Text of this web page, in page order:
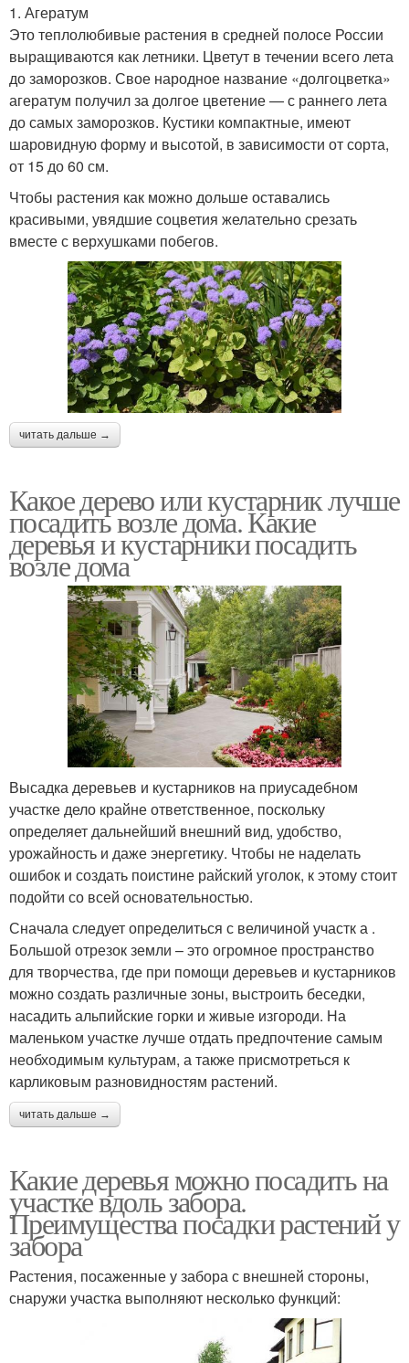
1. Агератум
Это теплолюбивые растения в средней полосе России
выращиваются как летники. Цветут в течении всего лета
до заморозков. Свое народное название «долгоцветка»
агератум получил за долгое цветение — с раннего лета
до самых заморозков. Кустики компактные, имеют
шаровидную форму и высотой, в зависимости от сорта,
от 15 до 60 см.
Чтобы растения как можно дольше оставались
красивыми, увядшие соцветия желательно срезать
вместе с верхушками побегов.
читать дальше →
Какое дерево или кустарник лучше
посадить возле дома. Какие
деревья и кустарники посадить
возле дома
Высадка деревьев и кустарников на приусадебном
участке дело крайне ответственное, поскольку
определяет дальнейший внешний вид, удобство,
урожайность и даже энергетику. Чтобы не наделать
ошибок и создать поистине райский уголок, к этому стоит
подойти со всей основательностью.
Сначала следует определиться с величиной участк а .
Большой отрезок земли – это огромное пространство
для творчества, где при помощи деревьев и кустарников
можно создать различные зоны, выстроить беседки,
насадить альпийские горки и живые изгороди. На
маленьком участке лучше отдать предпочтение самым
необходимым культурам, а также присмотреться к
карликовым разновидностям растений.
читать дальше →
Какие деревья можно посадить на
участке вдоль забора.
Преимущества посадки растений у
забора
Растения, посаженные у забора с внешней стороны,
снаружи участка выполняют несколько функций: